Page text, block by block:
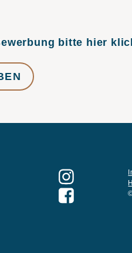
bitte hier